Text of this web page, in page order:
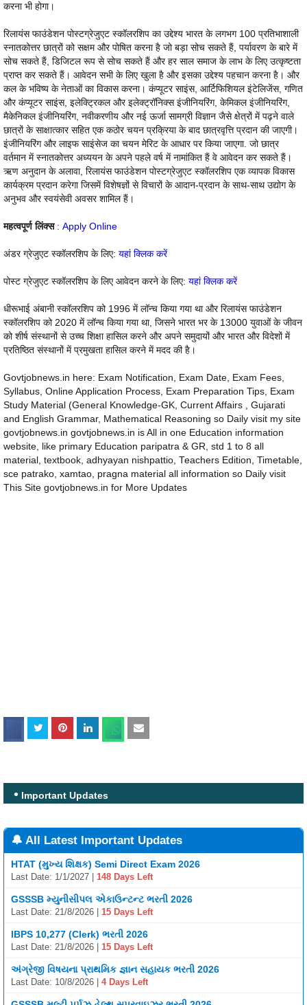
करना भी होगा।
रिलायंस फाउंडेशन पोस्टग्रेजुएट स्कॉलरशिप का उद्देश्य भारत के लगभग 100 प्रतिभाशाली
स्नातकोत्तर छात्रों को सक्षम और पोषित करना है जो बड़ा सोच सकते हैं, पर्यावरण के बारे में
सोच सकते हैं, डिजिटल रूप से सोच सकते हैं और हर साल समाज के लाभ के लिए उत्कृष्टता
प्राप्त कर सकते हैं। आवेदन सभी के लिए खुला है और इसका उद्देश्य पहचान करना है। और
कल के भविष्य के नेताओं का विकास करना। कंप्यूटर साइंस, आर्टिफिशियल इंटेलिजेंस, गणित
और कंप्यूटर साइंस, इलेक्ट्रिकल और इलेक्ट्रॉनिक्स इंजीनियरिंग, केमिकल इंजीनियरिंग,
मैकेनिकल इंजीनियरिंग, नवीकरणीय और नई ऊर्जा सामग्री विज्ञान जैसे क्षेत्रों में पढ़ने वाले
छात्रों के साक्षात्कार सहित एक कठोर चयन प्रक्रिया के बाद छात्रवृत्ति प्रदान की जाएगी।
इंजीनियरिंग और लाइफ साइंसेज का चयन मेरिट के आधार पर किया जाएगा. जो छात्र
वर्तमान में स्नातकोत्तर अध्ययन के अपने पहले वर्ष में नामांकित हैं वे आवेदन कर सकते हैं।
ऋण अनुदान के अलावा, रिलायंस फाउंडेशन पोस्टग्रेजुएट स्कॉलरशिप एक व्यापक विकास
कार्यक्रम प्रदान करेगा जिसमें विशेषज्ञों से विचारों के आदान-प्रदान के साथ-साथ उद्योग के
अनुभव और स्वयंसेवी अवसर शामिल हैं।
महत्वपूर्ण लिंक्स: Apply Online
अंडर ग्रेजुएट स्कॉलरशिप के लिए: यहां क्लिक करें
पोस्ट ग्रेजुएट स्कॉलरशिप के लिए आवेदन करने के लिए: यहां क्लिक करें
धीरूभाई अंबानी स्कॉलरशिप को 1996 में लॉन्च किया गया था और रिलायंस फाउंडेशन
स्कॉलरशिप को 2020 में लॉन्च किया गया था, जिसने भारत भर के 13000 युवाओं के जीवन
को शीर्ष संस्थानों से उच्च शिक्षा हासिल करने और अपने समुदायों और भारत और विदेशों में
प्रतिष्ठित संस्थानों में प्रमुखता हासिल करने में मदद की है।
Govtjobnews.in here: Exam Notification, Exam Date, Exam Fees,
Syllabus, Online Application Process, Exam Preparation Tips, Exam
Study Material (General Knowledge-GK, Current Affairs , Gujarati
and English Grammar, Mathematical Reasoning so Daily visit my site
govtjobnews.in govtjobnews.in is All in one Education information
website, like primary Education paripatra & GR, std 1 to 8 all
material, textbook, adhyayan nishpattio, Teachers Edition, Timetable,
sce patrako, xamtao, pragna material all information so Daily visit
This Site govtjobnews.in for More Updates
Important Updates
🔔 All Latest Important Updates
HTAT (મુખ્ય શિક્ષક) Semi Direct Exam 2026
Last Date: 1/1/2027 | 148 Days Left
GSSSB મ્યુનીસીપલ એકાઉન્ટન્ટ ભરતી 2026
Last Date: 21/8/2026 | 15 Days Left
IBPS 10,277 (Clerk) ભરતી 2026
Last Date: 21/8/2026 | 15 Days Left
અંગ્રેજી વિષયના પ્રાથમિક જ્ઞાન સહાયક ભરતી 2026
Last Date: 10/8/2026 | 4 Days Left